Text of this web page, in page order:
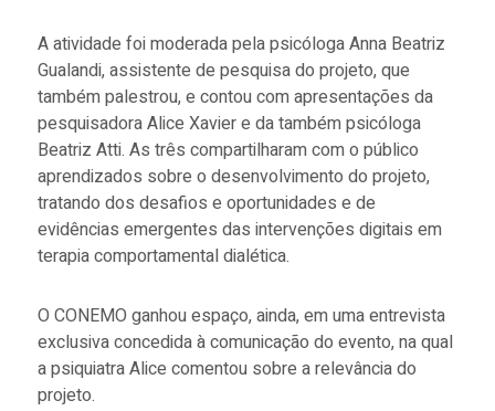
A atividade foi moderada pela psicóloga Anna Beatriz
Gualandi, assistente de pesquisa do projeto, que
também palestrou, e contou com apresentações da
pesquisadora Alice Xavier e da também psicóloga
Beatriz Atti. As três compartilharam com o público
aprendizados sobre o desenvolvimento do projeto,
tratando dos desafios e oportunidades e de
evidências emergentes das intervenções digitais em
terapia comportamental dialética.
O CONEMO ganhou espaço, ainda, em uma entrevista
exclusiva concedida à comunicação do evento, na qual
a psiquiatra Alice comentou sobre a relevância do
projeto.